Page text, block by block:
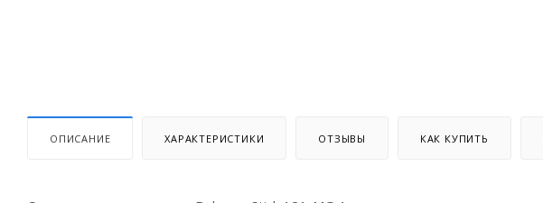
ОПИСАНИЕ ХАРАКТЕРИСТИКИ ОТЗЫВЫ КАК КУПИТЬ